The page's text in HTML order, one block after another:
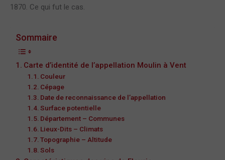
1870. Ce qui fut le cas.
Sommaire
Carte d’identité de l’appellation Moulin à Vent
Couleur
Cépage
Date de reconnaissance de l’appellation
Surface potentielle
Département – Communes
Lieux-Dits – Climats
Topographie – Altitude
Sols